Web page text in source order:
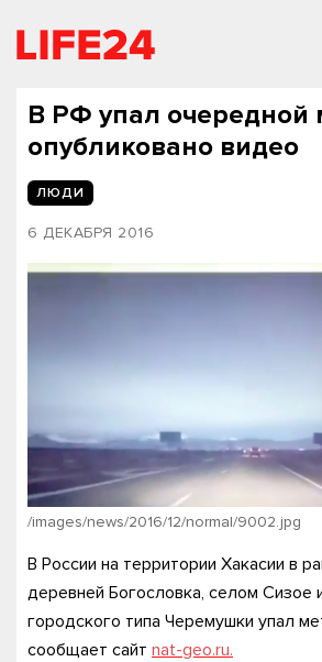
В РФ упал очередной
опубликовано видео‍
ЛЮДИ
6 ДЕКАБРЯ 2016
/images/news/2016/12/normal/9002.jpg
В России на территории Хакасии в
деревней Богословка, селом Сизое
городского типа Черемушки упал
сообщает сайт nat-geo.ru.